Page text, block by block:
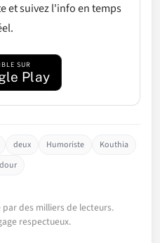
et suivez l'info en temps
SUR
Play
deux Humoriste
Kouthia
des milliers de lecteurs.
respectueux.